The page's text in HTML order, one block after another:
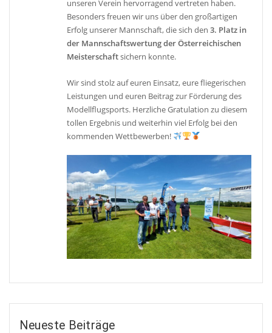
unseren Verein hervorragend vertreten haben.
Besonders freuen wir uns über den großartigen
Erfolg unserer Mannschaft, die sich den3. Platz in
der Mannschaftswertung der Österreichischen
Meisterschaftsichern konnte.
Wir sind stolz auf euren Einsatz, eure fliegerischen
Leistungen und euren Beitrag zur Förderung des
Modellflugsports. Herzliche Gratulation zu diesem
tollen Ergebnis und weiterhin viel Erfolg bei den
kommenden Wettbewerben!
Neueste Beiträge